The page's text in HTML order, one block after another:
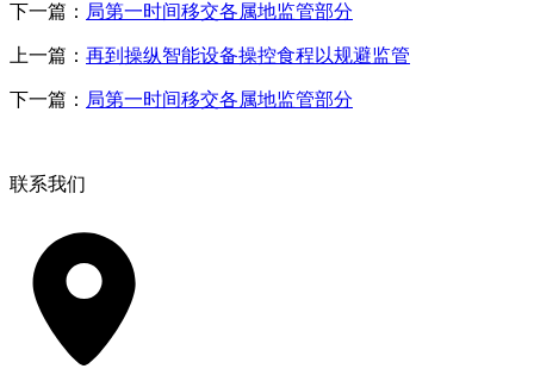
下一篇： 局第一时间移交各属地监管部分
上一篇： 再到操纵智能设备操控食程以规避监管
下一篇： 局第一时间移交各属地监管部分
联系我们